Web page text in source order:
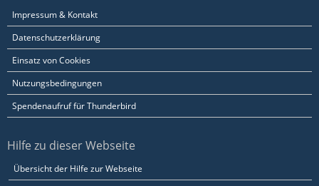
Impressum & Kontakt
Datenschutzerklärung
Einsatz von Cookies
Nutzungsbedingungen
Spendenaufruf für Thunderbird
Hilfe zu dieser Webseite
Übersicht der Hilfe zur Webseite